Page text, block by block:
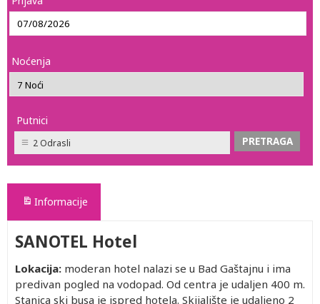
Noćenja
Putnici
2 Odrasli
Informacije
SANOTEL Hotel
Lokacija: moderan hotel nalazi se u Bad Gaštajnu i ima
predivan pogled na vodopad. Od centra je udaljen 400 m.
Stanica ski busa je ispred hotela. Skijalište je udaljeno 2